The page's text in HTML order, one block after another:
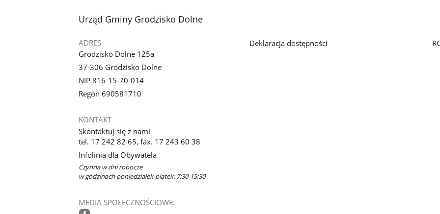
stopka
Urząd Gminy Grodzisko Dolne
ADRES
Grodzisko Dolne 125a
37-306 Grodzisko Dolne
NIP 816-15-70-014
Regon 690581710
KONTAKT
Skontaktuj się z nami
tel. 17 242 82 65, fax. 17 243 60 38
Infolinia dla Obywatela
Czynna w dni robocze
w godzinach poniedziałek-piątek: 7:30-15:30
MEDIA SPOŁECZNOŚCIOWE:
Deklaracja dostępności